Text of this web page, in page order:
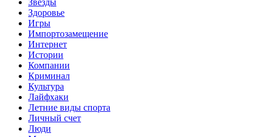
Здоровье
Игры
Импортозамещение
Интернет
Истории
Компании
Криминал
Культура
Лайфхаки
Летние виды спорта
Личный счет
Люди